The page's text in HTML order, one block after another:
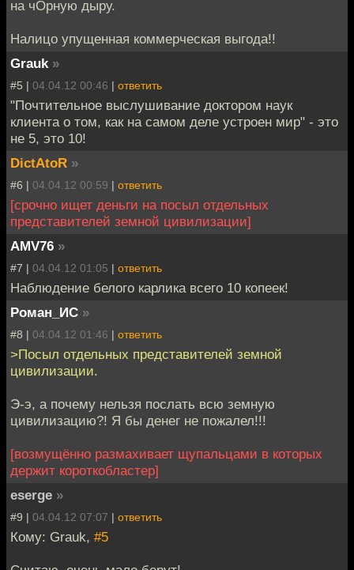
на чОрную дыру.
Налицо упущенная коммерческая выгода!!
Grauk »
#5 | 04.04.12 00:46 | ответить
"Почтительное выслушивание доктором наук
клиента о том, как на самом деле устроен мир" - это
не 5, это 10!
DictAtoR »
#6 | 04.04.12 00:59 | ответить
[срочно ищет деньги на посыл отдельных
представителей земной цивилизации]
AMV76 »
#7 | 04.04.12 01:05 | ответить
Наблюдение белого карлика всего 10 копеек!
Роман_ИС »
#8 | 04.04.12 01:46 | ответить
>Посыл отдельных представителей земной
цивилизации.
Э-э, а почему нельзя послать всю земную
цивилизацию?! Я бы денег не пожалел!!!
[возмущённо размахивает щупальцами в которых
держит короткобластер]
eserge »
#9 | 04.04.12 07:07 | ответить
Кому: Grauk, #5